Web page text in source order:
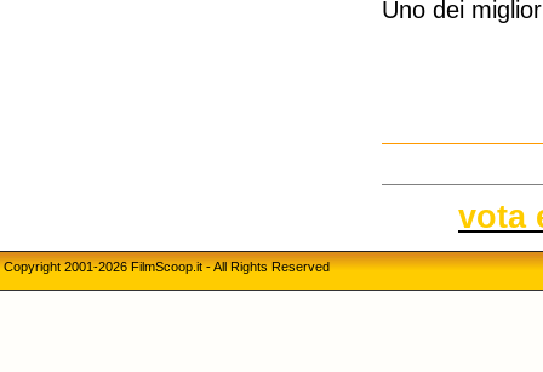
Uno dei
vota
Copyright 2001-2026 FilmScoop.it - All Rights Reserved